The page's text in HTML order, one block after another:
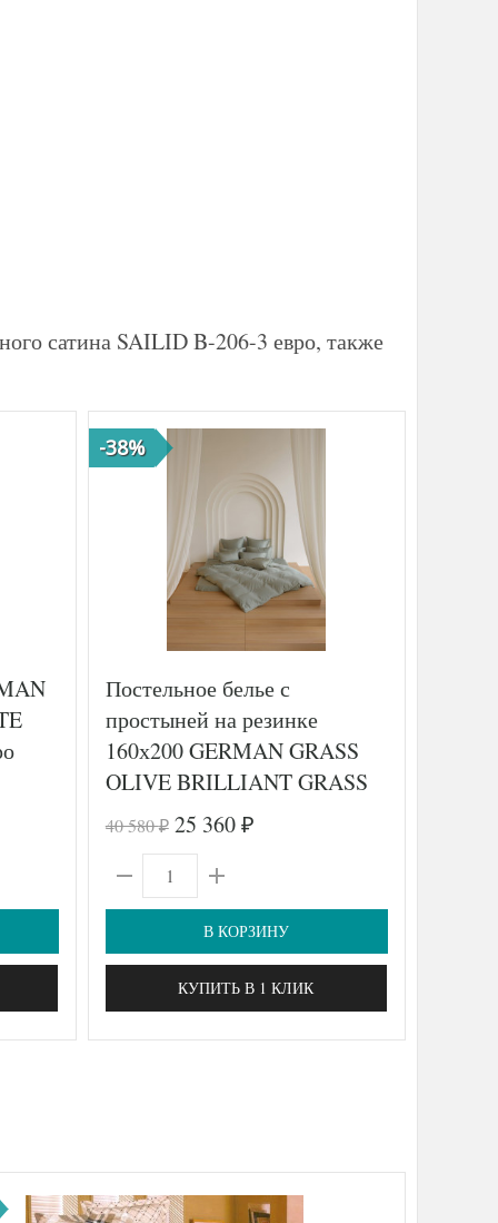
сатина SAILID B-206-3 евро, также
-38%
Постельное белье с
простыней на резинке
160х200 GERMAN GRASS
OLIVE BRILLIANT GRASS
50х70 (2шт) 1,5-спальное
40 580₽ 25 360 ₽
В КОРЗИНУ
КУПИТЬ В 1 КЛИК